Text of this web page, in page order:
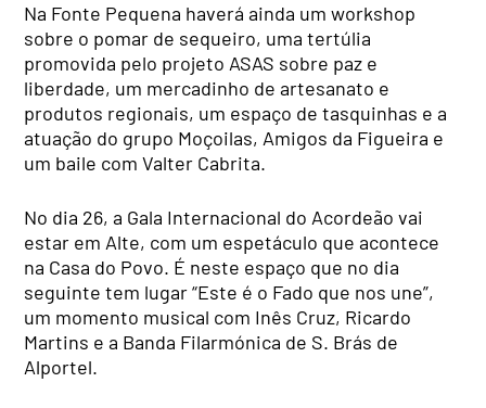
Na Fonte Pequena haverá ainda um workshop
sobre o pomar de sequeiro, uma tertúlia
promovida pelo projeto ASAS sobre paz e
liberdade, um mercadinho de artesanato e
produtos regionais, um espaço de tasquinhas e a
atuação do grupo Moçoilas, Amigos da Figueira e
um baile com Valter Cabrita.
No dia 26, a Gala Internacional do Acordeão vai
estar em Alte, com um espetáculo que acontece
na Casa do Povo. É neste espaço que no dia
seguinte tem lugar “Este é o Fado que nos une”,
um momento musical com Inês Cruz, Ricardo
Martins e a Banda Filarmónica de S. Brás de
Alportel.